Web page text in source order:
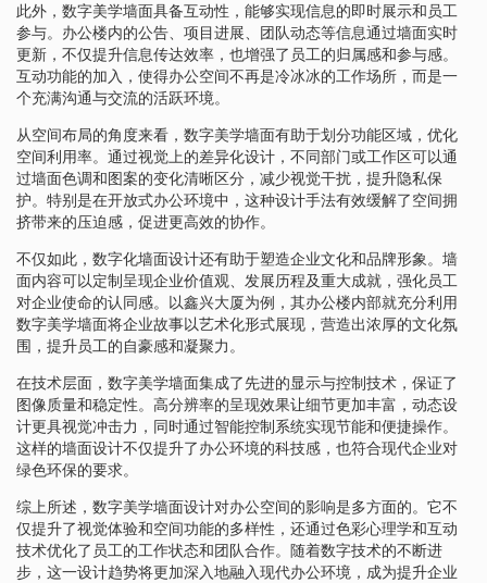
此外，数字美学墙面具备互动性，能够实现信息的即时展示和员工
参与。办公楼内的公告、项目进展、团队动态等信息通过墙面实时
更新，不仅提升信息传达效率，也增强了员工的归属感和参与感。
互动功能的加入，使得办公空间不再是冷冰冰的工作场所，而是一
个充满沟通与交流的活跃环境。
从空间布局的角度来看，数字美学墙面有助于划分功能区域，优化
空间利用率。通过视觉上的差异化设计，不同部门或工作区可以通
过墙面色调和图案的变化清晰区分，减少视觉干扰，提升隐私保
护。特别是在开放式办公环境中，这种设计手法有效缓解了空间拥
挤带来的压迫感，促进更高效的协作。
不仅如此，数字化墙面设计还有助于塑造企业文化和品牌形象。墙
面内容可以定制呈现企业价值观、发展历程及重大成就，强化员工
对企业使命的认同感。以鑫兴大厦为例，其办公楼内部就充分利用
数字美学墙面将企业故事以艺术化形式展现，营造出浓厚的文化氛
围，提升员工的自豪感和凝聚力。
在技术层面，数字美学墙面集成了先进的显示与控制技术，保证了
图像质量和稳定性。高分辨率的呈现效果让细节更加丰富，动态设
计更具视觉冲击力，同时通过智能控制系统实现节能和便捷操作。
这样的墙面设计不仅提升了办公环境的科技感，也符合现代企业对
绿色环保的要求。
综上所述，数字美学墙面设计对办公空间的影响是多方面的。它不
仅提升了视觉体验和空间功能的多样性，还通过色彩心理学和互动
技术优化了员工的工作状态和团队合作。随着数字技术的不断进
步，这一设计趋势将更加深入地融入现代办公环境，成为提升企业